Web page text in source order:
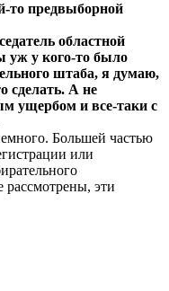
то предвыборной
областной
уж у кого-то было
штаба, я думаю,
сделать. А не
ущербом и все-таки с
Большей частью
или
рассмотрены, эти